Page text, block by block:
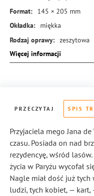
Format:
145 × 205 mm
Okładka:
miękka
Rodzaj oprawy: zeszytowa
ISBN:
978-83-288-0524-8
Więcej informacji
PRZECZYTAJ SPIS
Przyjaciela mego Jana
czasu. Posiada on nad
rezydencyę, wśród
życia w Paryżu wycofał
Nagle miał dość już tych
ludzi, tych kobiet, — kart,